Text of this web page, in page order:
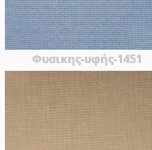
Φυσικης-υφής-1451